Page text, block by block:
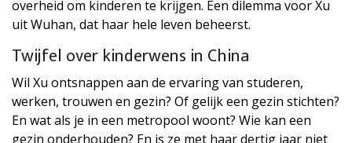
overheid om kinderen te krijgen. Een dilemma voor Xu
uit Wuhan, dat haar hele leven beheerst.
Twijfel over kinderwens in China
Wil Xu ontsnappen aan de ervaring van studeren,
werken, trouwen en gezin? Of gelijk een gezin stichten?
En wat als je in een metropool woont? Wie kan een
gezin onderhouden? En is ze met haar dertig jaar niet